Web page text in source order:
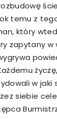
temu z
który
zapytany
w jaki
siebie